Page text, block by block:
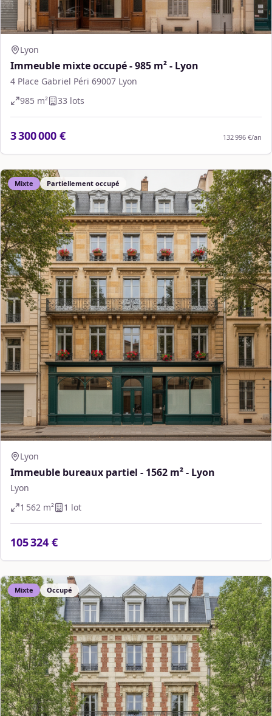
Lyon
Immeuble mixte occupé - 985 m² - Lyon
4 Place Gabriel Péri 69007 Lyon
985 m² 33 lots
3 300 000 € 132 996 €/an
Mixte Partiellement occupé
Lyon
Immeuble bureaux partiel - 1562 m² - Lyon
Lyon
1 562 m² 1 lot
105 324 €
Mixte Occupé